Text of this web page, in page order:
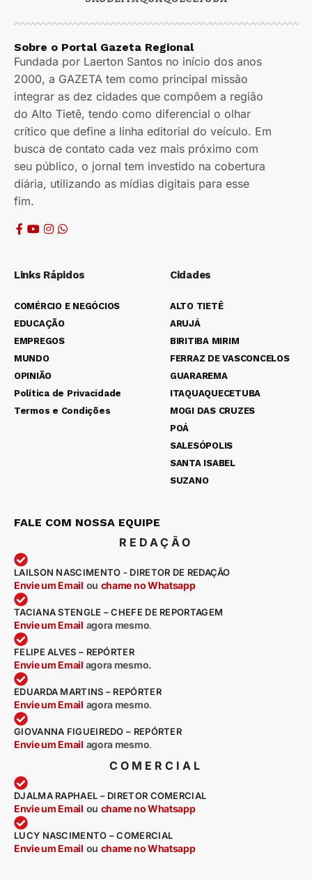
Sobre o Portal Gazeta Regional
Fundada por Laerton Santos no início dos anos
2000, a GAZETA tem como principal missão
integrar as dez cidades que compõem a região
do Alto Tietê, tendo como diferencial o olhar
crítico que define a linha editorial do veículo. Em
busca de contato cada vez mais próximo com
seu público, o jornal tem investido na cobertura
diária, utilizando as mídias digitais para esse
fim.
Links Rápidos
COMÉRCIO E NEGÓCIOS
EDUCAÇÃO
EMPREGOS
MUNDO
OPINIÃO
Política de Privacidade
Termos e Condições
Cidades
ALTO TIETÊ
ARUJÁ
BIRITIBA MIRIM
FERRAZ DE VASCONCELOS
GUARAREMA
ITAQUAQUECETUBA
MOGI DAS CRUZES
POÁ
SALESÓPOLIS
SANTA ISABEL
SUZANO
FALE COM NOSSA EQUIPE
REDAÇÃO
LAILSON NASCIMENTO - DIRETOR DE REDAÇÃO
Envie um Email ou chame no Whatsapp
TACIANA STENGLE – CHEFE DE REPORTAGEM
Envie um Email agora mesmo.
FELIPE ALVES – REPÓRTER
Envie um Email agora mesmo.
EDUARDA MARTINS – REPÓRTER
Envie um Email agora mesmo.
GIOVANNA FIGUEIREDO – REPÓRTER
Envie um Email agora mesmo.
COMERCIAL
DJALMA RAPHAEL – DIRETOR COMERCIAL
Envie um Email ou chame no Whatsapp
LUCY NASCIMENTO – COMERCIAL
Envie um Email ou chame no Whatsapp